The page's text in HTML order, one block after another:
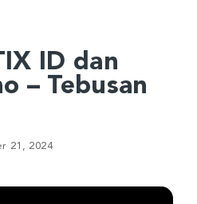
ID dan
– Tebusan
21, 2024